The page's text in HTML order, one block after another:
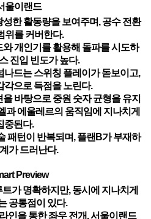
울이랜드
한 활동량을 보여주며, 공수 전환
위를 커버한다.
개인기를 활용해 돌파를 시도하
진입 빈도가 높다.
드는 스위칭 플레이가 돋보이고,
각으로 득점을 노린다.
바탕으로 중원 숫자 균형을 유지
과 에울레르의 움직임에 지나치게
중된다.
패턴이 반복되며, 플랜B가 부재하
가 드러난다.
Preview
가 명확하지만, 동시에 지나치게
공통점이 있다.
인을 통한 좌우 전개, 서울이랜드